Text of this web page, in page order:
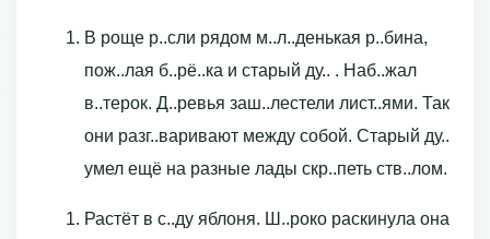
В роще р..сли рядом м..л..денькая р..бина,
пож..лая б..рё..ка и старый ду.. . Наб..жал
в..терок. Д..ревья заш..лестели лист..ями. Так
они разг..варивают между собой. Старый ду..
умел ещё на разные лады скр..петь ств..лом.
Растёт в с..ду яблоня. Ш..роко раскинула она